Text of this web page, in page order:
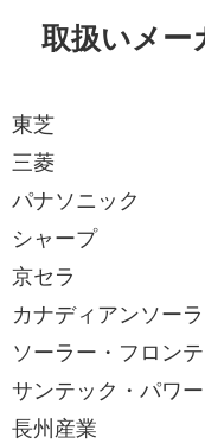
取扱いメー
東芝
三菱
パナソニック
シャープ
京セラ
カナディアンソー
ソーラー・フロン
サンテック・パワー
長州産業